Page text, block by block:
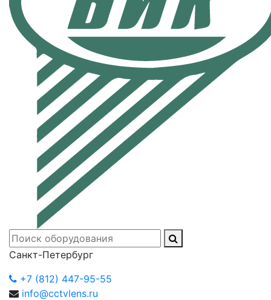
Санкт-Петербург
+7 (812) 447-95-55
info@cctvlens.ru